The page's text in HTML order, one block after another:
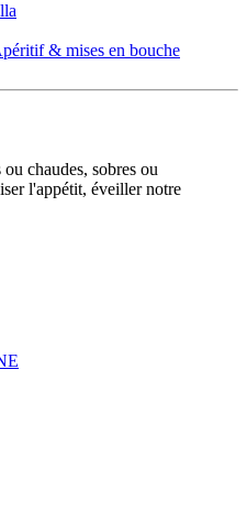
& mises en bouche
chaudes, sobres ou
l'appétit, éveiller notre